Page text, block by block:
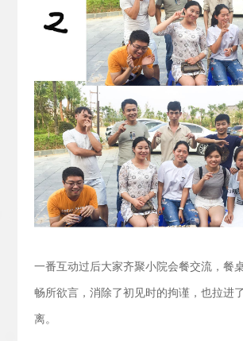
一番互动过后大家齐聚小院会餐交流， 餐
畅所欲言，消除了初见时的拘谨，也拉进
离。